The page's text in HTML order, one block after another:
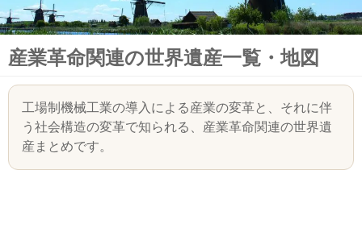
産業革命関連の世界遺産一覧・地図
工場制機械工業の導入による産業の変革と、それに伴
う社会構造の変革で知られる、産業革命関連の世界遺
産まとめです。